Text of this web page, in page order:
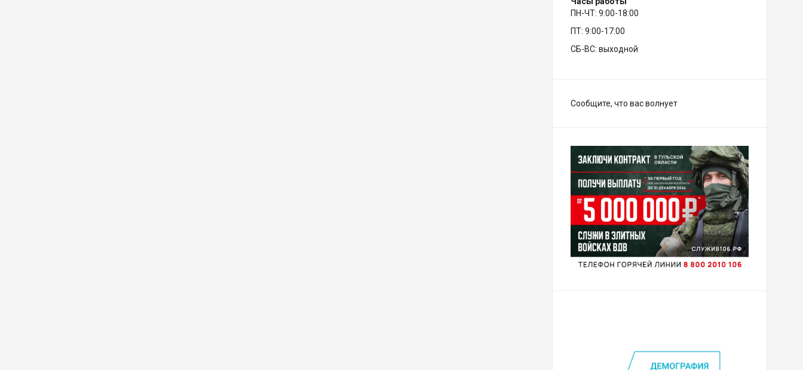
ПН-ЧТ: 9:00-18:00
ПТ: 9:00-17:00
СБ-ВС: выходной
Сообщите, что вас волнует